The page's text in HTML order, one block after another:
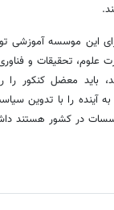
علوم، تحقیقات و
معضل کنکور را
به آینده را با تدوین
در کشور هستند